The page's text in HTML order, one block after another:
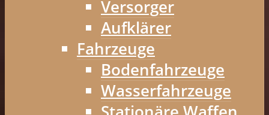
Versorger
Aufklärer
Fahrzeuge
Bodenfahrzeuge
Wasserfahrzeuge